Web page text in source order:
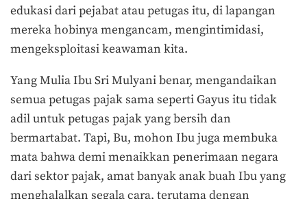
edukasi dari pejabat atau petugas itu, di lapangan
mereka hobinya mengancam, mengintimidasi,
mengeksploitasi keawaman kita.
Yang Mulia Ibu Sri Mulyani benar, mengandaikan
semua petugas pajak sama seperti Gayus itu tidak
adil untuk petugas pajak yang bersih dan
bermartabat. Tapi, Bu, mohon Ibu juga membuka
mata bahwa demi menaikkan penerimaan negara
dari sektor pajak, amat banyak anak buah Ibu yang
menghalalkan segala cara, terutama dengan